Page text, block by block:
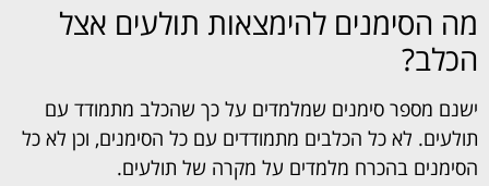
מה הסימנים להימצאות תולעים אצל
הכלב?
ישנם מספר סימנים שמלמדים על כך שהכלב מתמודד עם
תולעים. לא כל הכלבים מתמודדים עם כל הסימנים, וכן לא כל
הסימנים בהכרח מלמדים על מקרה של תולעים.